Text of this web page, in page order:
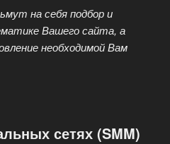
на себя подбор и
Вашего сайта, а
необходимой Вам
сетях (SMM)